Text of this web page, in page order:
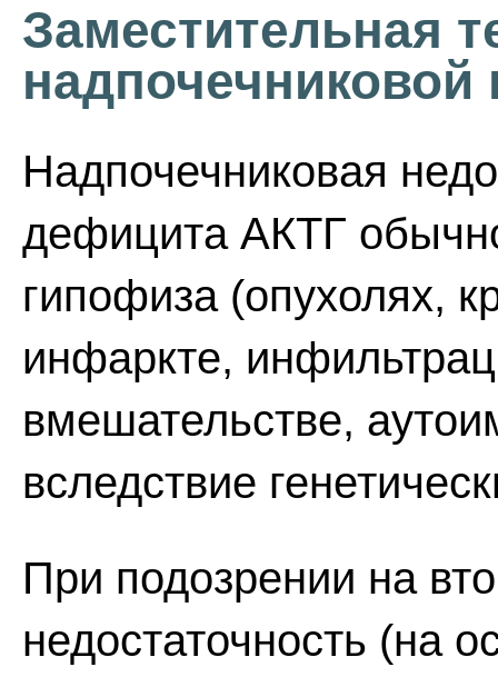
Заместительная
надпочечниковой
Надпочечниковая
дефицита АКТГ
гипофиза (опухолях,
инфаркте,
вмешательстве,
вследствие
При подозрении на
недостаточность (на